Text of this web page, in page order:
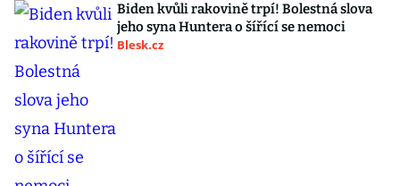
Biden kvůli rakovině trpí! Bolestná slova
jeho syna Huntera o šířící se nemoci
Blesk.cz